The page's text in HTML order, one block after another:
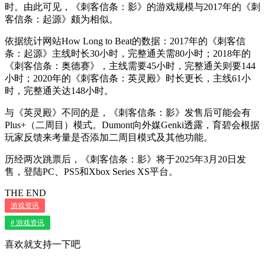
时。由此可见，《刺客信条：影》的游戏规模与2017年的《刺
客信条：起源》颇为相似。
依据统计网站How Long to Beat的数据：2017年的《刺客信
条：起源》主线时长30小时，完整通关需80小时；2018年的
《刺客信条：奥德赛》，主线需要45小时，完整通关则要144
小时；2020年的《刺客信条：英灵殿》时长更长，主线61小
时，完整通关达148小时。
与《英灵殿》不同的是，《刺客信条：影》发售后可能会有
Plus+（二周目）模式。Dumont向外媒Genki透露，育碧会根据
玩家反馈来考量是否添加二周目模式及其他功能。
历经两次跳票后，《刺客信条：影》将于2025年3月20日发
售，登陆PC、PS5和Xbox Series XS平台。
THE END
游戏资讯
# 游戏资讯
喜欢就支持一下吧